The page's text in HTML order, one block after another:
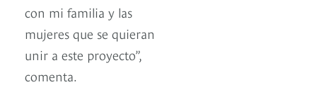
con mi familia y las
mujeres que se quieran
unir a este proyecto”,
comenta.